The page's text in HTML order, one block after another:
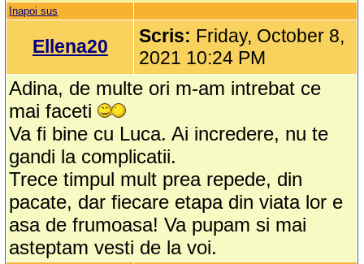
Inapoi sus
Ellena20 Scris: Friday, October 8,
2021 10:24 PM
Adina, de multe ori m-am intrebat ce
mai faceti
Va fi bine cu Luca. Ai incredere, nu te
gandi la complicatii.
Trece timpul mult prea repede, din
pacate, dar fiecare etapa din viata lor e
asa de frumoasa! Va pupam si mai
asteptam vesti de la voi.